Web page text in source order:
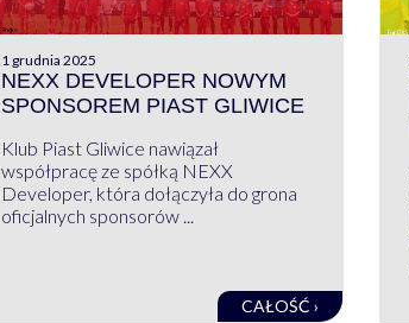
1 grudnia 2025
NEXX DEVELOPER NOWYM
SPONSOREM PIAST GLIWICE
Klub Piast Gliwice nawiązał
współpracę ze spółką NEXX
Developer, która dołączyła do grona
oficjalnych sponsorów ...
CAŁOŚĆ ›